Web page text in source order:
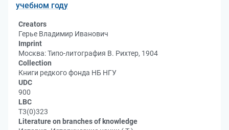
учебном году
Creators
Герье Владимир Иванович
Imprint
Москва: Типо-литография В. Рихтер, 1904
Collection
Книги редкого фонда НБ НГУ
UDC
900
LBC
Т3(0)323
Literature on branches of knowledge